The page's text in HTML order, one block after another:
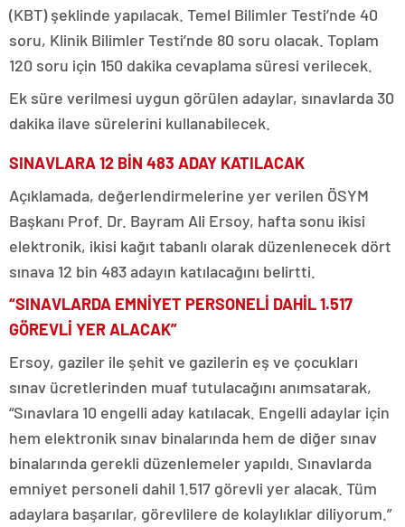
(KBT) şeklinde yapılacak. Temel Bilimler Testi’nde 40
soru, Klinik Bilimler Testi’nde 80 soru olacak. Toplam
120 soru için 150 dakika cevaplama süresi verilecek.
Ek süre verilmesi uygun görülen adaylar, sınavlarda 30
dakika ilave sürelerini kullanabilecek.
SINAVLARA 12 BİN 483 ADAY KATILACAK
Açıklamada, değerlendirmelerine yer verilen ÖSYM
Başkanı Prof. Dr. Bayram Ali Ersoy, hafta sonu ikisi
elektronik, ikisi kağıt tabanlı olarak düzenlenecek dört
sınava 12 bin 483 adayın katılacağını belirtti.
“SINAVLARDA EMNİYET PERSONELİ DAHİL 1.517
GÖREVLİ YER ALACAK”
Ersoy, gaziler ile şehit ve gazilerin eş ve çocukları
sınav ücretlerinden muaf tutulacağını anımsatarak,
“Sınavlara 10 engelli aday katılacak. Engelli adaylar için
hem elektronik sınav binalarında hem de diğer sınav
binalarında gerekli düzenlemeler yapıldı. Sınavlarda
emniyet personeli dahil 1.517 görevli yer alacak. Tüm
adaylara başarılar, görevlilere de kolaylıklar diliyorum.”